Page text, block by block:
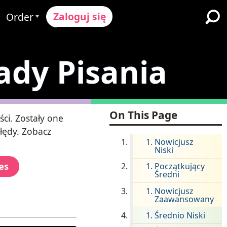
Szkoły K-12 i Dystrykty
Imersja w Dwujęzyczności
Programy dla Uczących się
Angielskiego
Wyższe Wykształcenie
Order
Cennik
Poproś o wycenę
Skontaktuj się z Wsparciem
Zaloguj się
Pisania
On This Page
Nowicjusz
Niski
Początkujący
Średni
Nowicjusz
Zaawansowany
Średnio Niski
Zostały one
Zobacz